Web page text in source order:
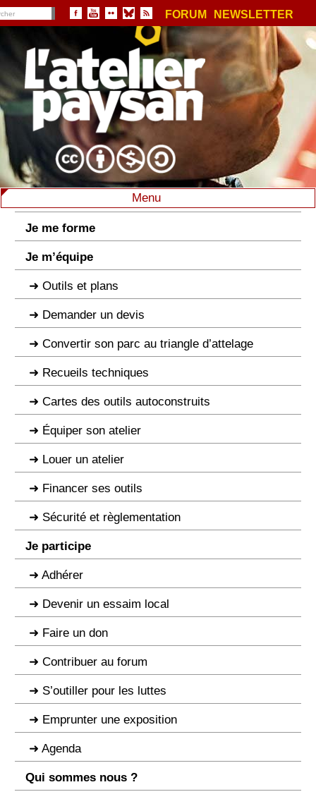
FORUM NEWSLETTER
Menu
Je me forme
Je m’équipe
Outils et plans
Demander un devis
Convertir son parc au triangle d’attelage
Recueils techniques
Cartes des outils autoconstruits
Équiper son atelier
Louer un atelier
Financer ses outils
Sécurité et règlementation
Je participe
Adhérer
Devenir un essaim local
Faire un don
Contribuer au forum
S’outiller pour les luttes
Emprunter une exposition
Agenda
Qui sommes nous ?